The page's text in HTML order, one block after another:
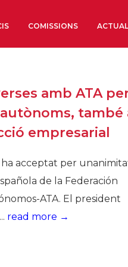
Òrgans de Govern
Òrgans Consultius
Estructura Executiva
Econòmics i Socials
Organitzacions
Organitzacions
COMISSIONS
amb ATA
també
empresarial
ha acceptat per
de la Federación
ATA. El president
read more →